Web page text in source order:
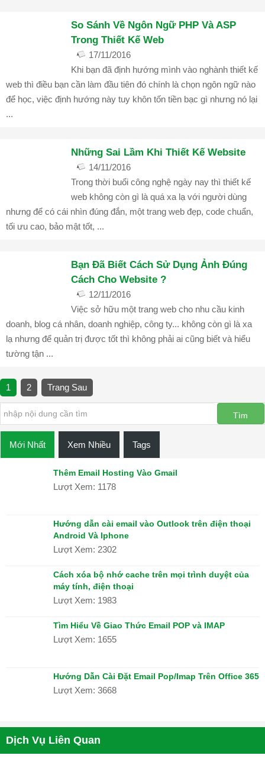
So Sánh Về Ngôn Ngữ PHP Và ASP
Trong Thiết Kế Web
17/11/2016
Góc IT ,Kiến Thức Website
bình luận đóng
1743
Khi bạn đã định hướng mình vào nghành thiết kế
web thì điều bạn cần làm đầu tiên đó chính là chọn ngôn ngữ nào
để học, việc định hướng này tuy khôn tốn tiền bạc gì nhưng nó lại
...
Những Sai Lầm Khi Thiết Kế Website
14/11/2016
Góc IT ,Kiến Thức Website
bình luận đóng
1317
Trong thời buổi công nghệ ngày nay thì thiết kế
web không còn gì là quá xa lạ với người dùng
nhưng để có cái nhìn đúng đắn, một trang web đẹp, code chuẩn,
tối ưu cao, bảo mật tốt, ...
Bạn Đã Biết Cách Sử Dụng Ảnh Đúng
Cách Cho Website ?
12/11/2016
Góc IT,Kiến Thức Website
bình luận đóng
1466
Việc sở hữu một trang web cho nhu cầu kinh
doanh, blog cá nhân, doanh nghiệp, công ty... không còn gì là xa
lạ nhưng để quản trị được tốt thì không phải ai cũng biết và hiểu
tường tận ...
1 2 Trang Sau
Mới Nhất Xem Nhiều Tags
Thêm Email Hosting Vào Gmail
Lượt Xem: 1178
Hướng dẫn cài email vào Outlook trên điện thoại
Android Và Iphone
Lượt Xem: 2302
Cách xóa bộ nhớ cache trên mọi trình duyệt của
máy tính, điện thoại
Lượt Xem: 1983
Tìm Hiểu Về Giao Thức Email POP và IMAP
Lượt Xem: 1655
Hướng Dẫn Cài Đặt Email Pop/Imap Trên Office 365
Lượt Xem: 3668
Dịch Vụ Liên Quan